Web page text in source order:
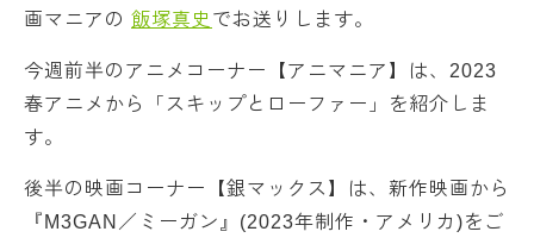
画マニアの 飯塚真史 でお送りします。
今週前半のアニメコーナー【アニマニア】は、2023
春アニメから「スキップとローファー」を紹介しま
す。
後半の映画コーナー【銀マックス】は、新作映画から
『M3GAN／ミーガン』(2023年制作・アメリカ)をご